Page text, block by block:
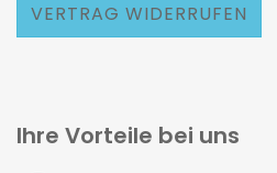
VERTRAG WIDERRUFEN
Ihre Vorteile bei uns